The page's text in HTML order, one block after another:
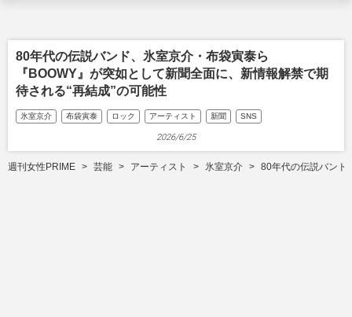
80年代の伝説バンド、氷室京介・布袋寅泰ら
『BOOWY』が突如として新聞全面に、新情報解禁で期
待される“再結成”の可能性
氷室京介 布袋寅泰 ロック アーティスト 新聞 SNS
2026/6/25
週刊女性PRIME 芸能 アーティスト 氷室京介 80年代の伝説バンド